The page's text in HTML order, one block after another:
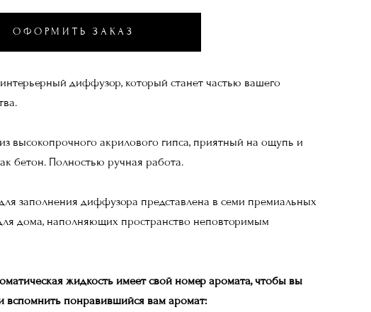
ОФОРМИТЬ ЗАКАЗ
диффузор, который станет частью вашего
высокопрочного акрилового гипса, приятный на ощупь и
бетон. Полностью ручная работа.
заполнения диффузора представлена в семи премиальных
дома, наполняющих пространство неповторимым
жидкость имеет свой номер аромата, чтобы вы
вспомнить понравившийся вам аромат: